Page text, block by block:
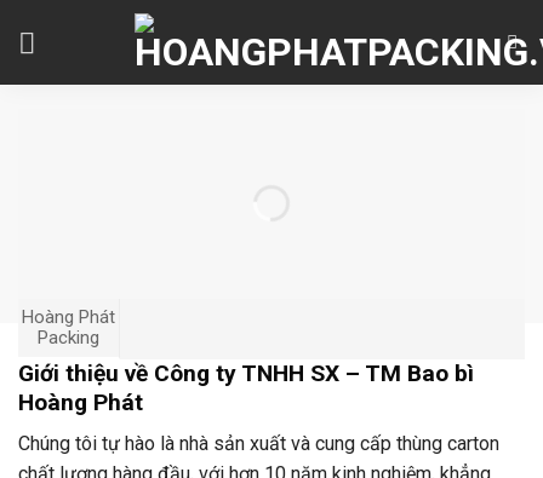
Hoàng Phát
Packing
Giới thiệu về Công ty TNHH SX – TM Bao bì
Hoàng Phát
Chúng tôi tự hào là nhà sản xuất và cung cấp thùng carton